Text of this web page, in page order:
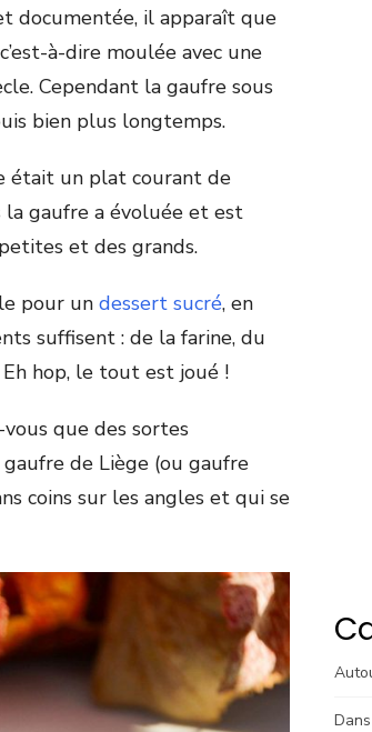
documentée, il apparaît que
à-dire moulée avec une
Cependant la gaufre sous
bien plus longtemps.
était un plat courant de
la gaufre a évoluée et est
et des grands.
pour un dessert sucré, en
suffisent : de la farine, du
hop, le tout est joué !
que des sortes
de Liège (ou gaufre
coins sur les angles et qui se